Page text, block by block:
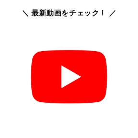
＼ 最新動画をチェック！ ／